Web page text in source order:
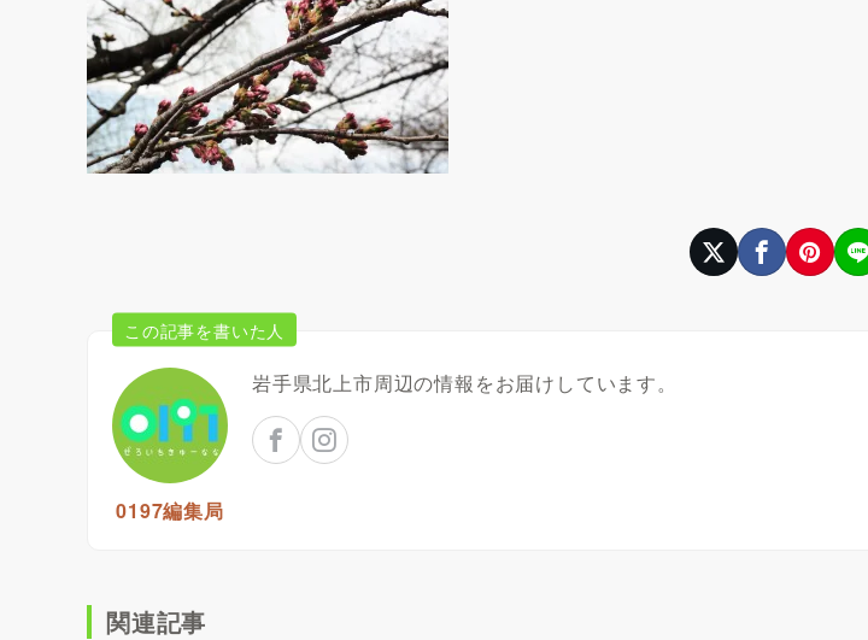
この記事を書いた人
0197編集局
岩手県北上市周辺の情報をお届けしています。
関連記事